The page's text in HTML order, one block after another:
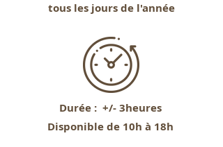
tous les jours de l'année
Durée : +/- 3heures
Disponible de 10h à 18h